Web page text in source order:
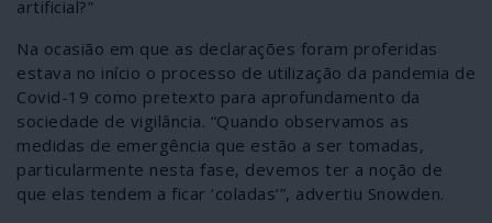
artificial?”
Na ocasião em que as declarações foram proferidas
estava no início o processo de utilização da pandemia de
Covid-19 como pretexto para aprofundamento da
sociedade de vigilância. “Quando observamos as
medidas de emergência que estão a ser tomadas,
particularmente nesta fase, devemos ter a noção de
que elas tendem a ficar ‘coladas’”, advertiu Snowden.